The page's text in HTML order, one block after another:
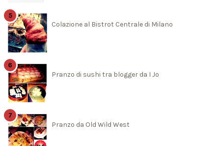
Colazione al Bistrot Centrale di Milano
Pranzo di sushi tra blogger da I Jo
Pranzo da Old Wild West